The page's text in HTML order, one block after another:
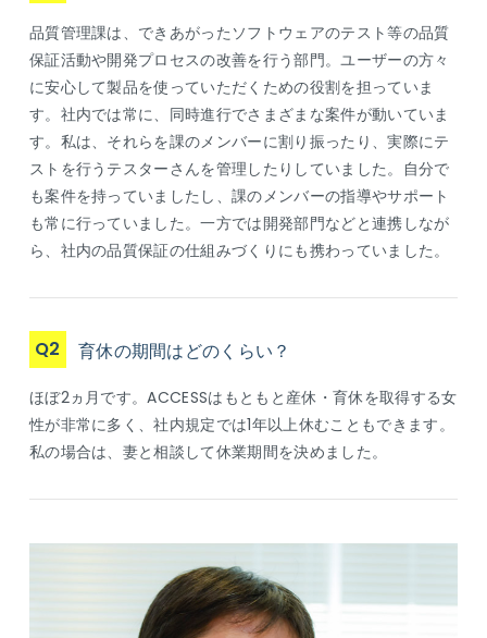
品質管理課は、できあがったソフトウェアのテスト等の品質
保証活動や開発プロセスの改善を行う部門。ユーザーの方々
に安心して製品を使っていただくための役割を担っていま
す。社内では常に、同時進行でさまざまな案件が動いていま
す。私は、それらを課のメンバーに割り振ったり、実際にテ
ストを行うテスターさんを管理したりしていました。自分で
も案件を持っていましたし、課のメンバーの指導やサポート
も常に行っていました。一方では開発部門などと連携しなが
ら、社内の品質保証の仕組みづくりにも携わっていました。
Q2 育休の期間はどのくらい？
ほぼ2ヵ月です。ACCESSはもともと産休・育休を取得する女
性が非常に多く、社内規定では1年以上休むこともできます。
私の場合は、妻と相談して休業期間を決めました。